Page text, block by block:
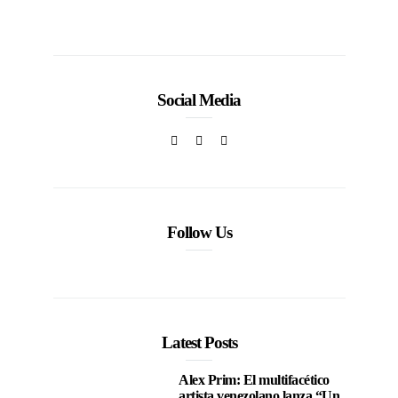
Social Media
Follow Us
Latest Posts
Alex Prim: El multifacético